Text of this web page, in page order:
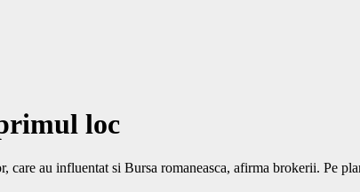
loc
care au influentat si Bursa romaneasca, afirma brokerii. Pe